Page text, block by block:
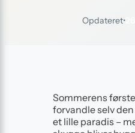
Opdateret•
Sommerens
forvandle selv
et lille paradis –